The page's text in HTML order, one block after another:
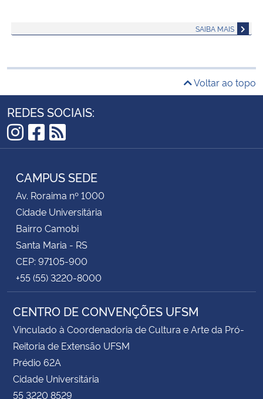
SAIBA MAIS
Voltar ao topo
REDES SOCIAIS:
Instagram
Facebook
RSS
CAMPUS SEDE
Av. Roraima nº 1000
Cidade Universitária
Bairro Camobi
Santa Maria - RS
CEP: 97105-900
+55 (55) 3220-8000
CENTRO DE CONVENÇÕES UFSM
Vinculado à Coordenadoria de Cultura e Arte da Pró-
Reitoria de Extensão UFSM
Prédio 62A
Cidade Universitária
55 3220 8529